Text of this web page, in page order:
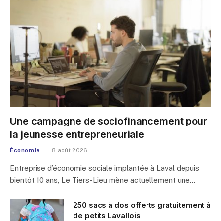
Une campagne de sociofinancement pour
la jeunesse entrepreneuriale
Économie 8 août 2026
Entreprise d’économie sociale implantée à Laval depuis
bientôt 10 ans, Le Tiers-Lieu mène actuellement une…
250 sacs à dos offerts gratuitement à
de petits Lavallois